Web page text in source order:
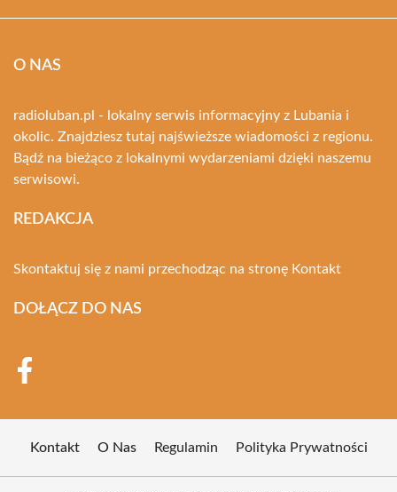
O NAS
radioluban.pl - lokalny serwis informacyjny z Lubania i
okolic. Znajdziesz tutaj najświeższe wiadomości z regionu.
Bądź na bieżąco z lokalnymi wydarzeniami dzięki naszemu
serwisowi.
REDAKCJA
Skontaktuj się z nami przechodząc na stronę Kontakt
DOŁĄCZ DO NAS
Kontakt O Nas Regulamin Polityka Prywatności